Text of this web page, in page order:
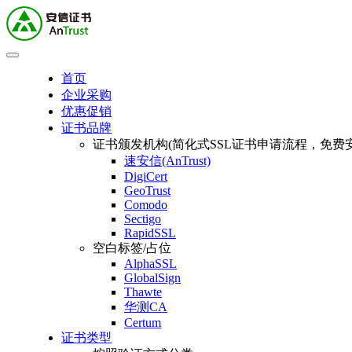
首页
企业采购
优惠促销
证书品牌
证书颁发机构(简化式SSL证书申请流程，免费
速安信(AnTrust)
DigiCert
GeoTrust
Comodo
Sectigo
RapidSSL
空白标签/占位
AlphaSSL
GlobalSign
Thawte
华测CA
Certum
证书类型